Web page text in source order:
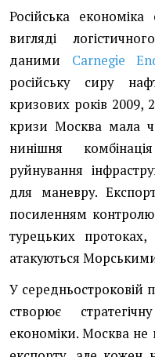
Російська
вигляді
даними Carnegie
російську сиру
кризових років 2009,
кризи Москва мала
нинішня
руйнування
для маневру.
посиленням
турецьких
атакуються
У середньостроковій
створює
економіки. Москва не